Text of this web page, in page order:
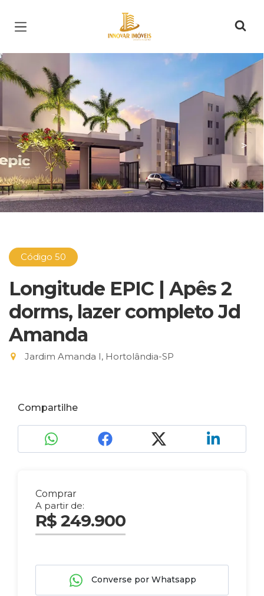
Página inicial
< >
Código 50
Longitude EPIC | Apês 2
dorms, lazer completo Jd
Amanda
Jardim Amanda I, Hortolândia-SP
Compartilhe
Comprar
A partir de:
R$ 249.900
Converse por Whatsapp